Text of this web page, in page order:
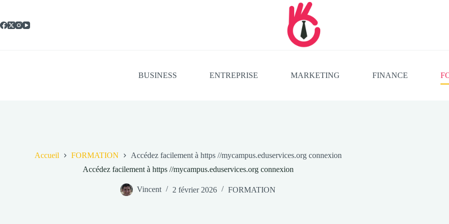
contenu
BUSINESS ENTREPRISE MARKETING FINANCE
Accueil FORMATION
Accédez facilement à https //mycampus.eduservices.org connexion
Accédez facilement à https //mycampus.eduservices.org connexion
Vincent 2 février 2026 FORMATION